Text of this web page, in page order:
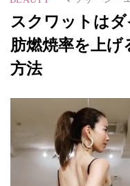
スクワットは
肪燃焼率を上
方法